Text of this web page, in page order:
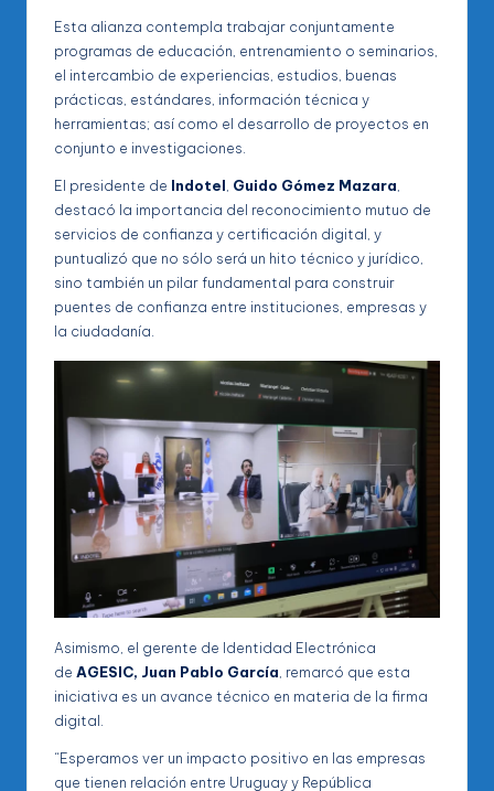
Esta alianza contempla trabajar conjuntamente
programas de educación, entrenamiento o seminarios,
el intercambio de experiencias, estudios, buenas
prácticas, estándares, información técnica y
herramientas; así como el desarrollo de proyectos en
conjunto e investigaciones.
El presidente de Indotel Guido Gómez Mazara
destacó la importancia del reconocimiento mutuo de
servicios de confianza y certificación digital, y
puntualizó que no sólo será un hito técnico y jurídico,
sino también un pilar fundamental para construir
puentes de confianza entre instituciones, empresas y
la ciudadanía.
Asimismo, el gerente de Identidad Electrónica
de AGESIC, Juan Pablo García , remarcó que esta
iniciativa es un avance técnico en materia de la firma
digital.
“Esperamos ver un impacto positivo en las empresas
que tienen relación entre Uruguay y República